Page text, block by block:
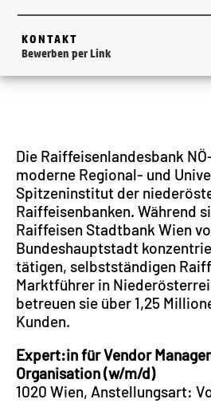
KONTAKT
Bewerben per Link
Die Raiffeisenlandesbank
moderne Regional- und
Spitzeninstitut der
Raiffeisenbanken. Während
Raiffeisen Stadtbank Wien
Bundeshauptstadt
tätigen, selbstständigen
Marktführer in
betreuen sie über 1,25
Kunden.
Expert:in für Vendor
Organisation (w/m/d)
1020 Wien, Anstellungsart: